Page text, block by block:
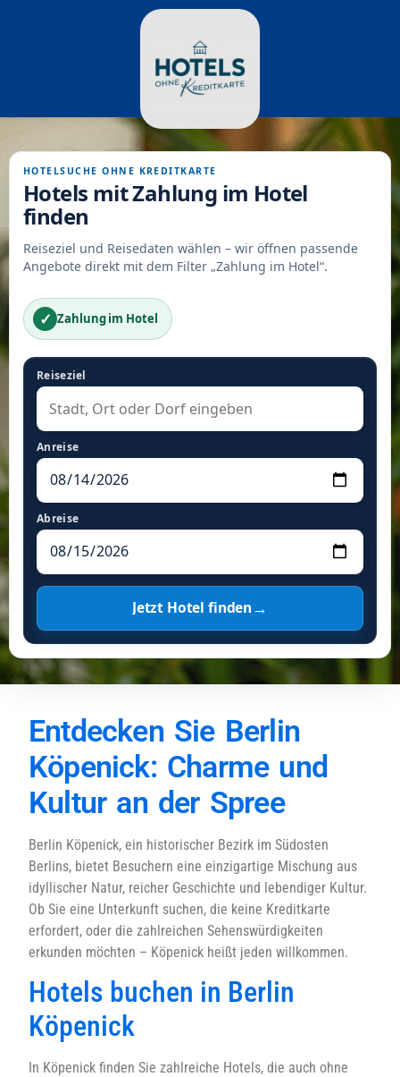
HOTELSUCHE OHNE KREDITKARTE
Hotels mit Zahlung im Hotel
finden
Reiseziel und Reisedaten wählen – wir öffnen passende
Angebote direkt mit dem Filter „Zahlung im Hotel“.
✓ Zahlung im Hotel
Reiseziel
Anreise
Abreise
Jetzt Hotel finden→
Entdecken Sie Berlin
Köpenick: Charme und
Kultur an der Spree
Berlin Köpenick, ein historischer Bezirk im Südosten
Berlins, bietet Besuchern eine einzigartige Mischung aus
idyllischer Natur, reicher Geschichte und lebendiger Kultur.
Ob Sie eine Unterkunft suchen, die keine Kreditkarte
erfordert, oder die zahlreichen Sehenswürdigkeiten
erkunden möchten – Köpenick heißt jeden willkommen.
Hotels buchen in Berlin
Köpenick
In Köpenick finden Sie zahlreiche Hotels, die auch ohne